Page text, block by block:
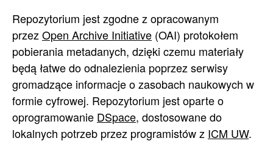
Repozytorium jest zgodne z opracowanym
przez Open Archive Initiative (OAI) protokołem
pobierania metadanych, dzięki czemu materiały
będą łatwe do odnalezienia poprzez serwisy
gromadzące informacje o zasobach naukowych w
formie cyfrowej. Repozytorium jest oparte o
oprogramowanie DSpace, dostosowane do
lokalnych potrzeb przez programistów z ICM UW.